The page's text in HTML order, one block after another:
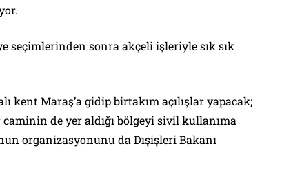
seçimlerinden sonra akçeli işleriyle sık sık
kent Maraş’a gidip birtakım açılışlar yapacak;
de yer aldığı bölgeyi sivil kullanıma
organizasyonunu da Dışişleri Bakanı